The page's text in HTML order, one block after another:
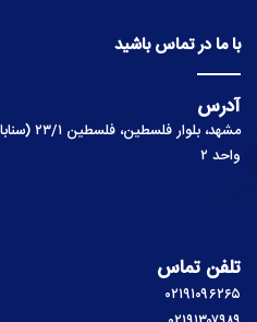
با ما در تماس باشید
آدرس
مشهد، بلوار فلسطین، فلسطین ۲۳/۱ (سناباد) پلاک ۹۹۴،
واحد ۲
تلفن تماس
۰۲۱۹۱۰۹۶۲۶۵